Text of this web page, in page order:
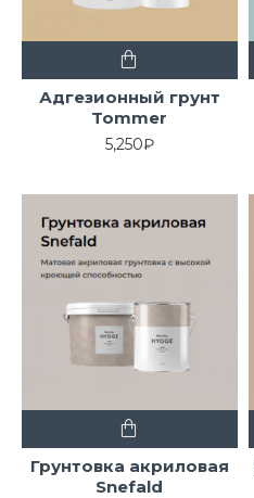
Адгезионный грунт
Tommer
5,250₽
Грунтовка акриловая
Snefald